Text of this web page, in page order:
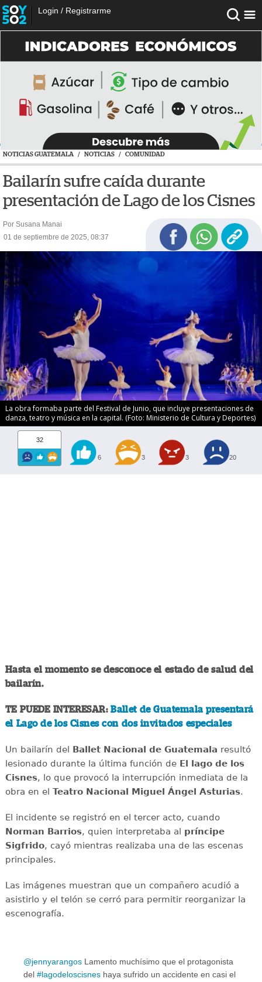
Login / Registrarme
NOTICIAS GUATEMALA / NOTICIAS / COMUNIDAD
Bailarín sufre caída durante
presentación de Lago de los Cisnes
Por Susana Manai
01 de septiembre de 2025, 08:37
La obra formaba parte del Festival de Junio, que incluye presentaciones de
danza, teatro y música en la capital. (Foto: Ministerio de Cultura y Deportes)
32
6 3 3 20
Hasta el momento se desconoce el estado de salud del
bailarín.
TE PUEDE INTERESAR:Ballet de Guatemala presentará
el Lago de los Cisnes con dos invitados especiales
Un bailarín del Ballet Nacional de Guatemala resultó
lesionado durante la última función de El lago de los
Cisnes, lo que provocó la interrupción inmediata de la
obra en el Teatro Nacional Miguel Ángel Asturias.
El incidente se registró en el tercer acto, cuando
Norman Barrios, quien interpretaba al príncipe
Sigfrido, cayó mientras realizaba una de las escenas
principales.
Las imágenes muestran que un compañero acudió a
asistirlo y el telón se cerró para permitir reorganizar la
escenografía.
@jennyarangos Lamento muchísimo que el protagonista
del #lagodeloscisnes haya sufrido un accidente en casi el